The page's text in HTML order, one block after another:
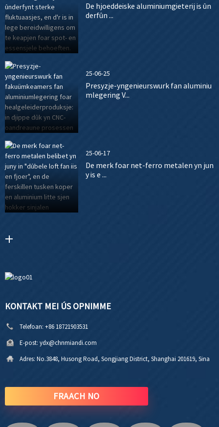
De hjoeddeiske aluminiumgieterij is ûn
derfûn ...
25-06-25
Presyzje-yngenieurswurk fan aluminiu
mlegering V...
25-06-17
De merk foar net-ferro metalen yn jun
y is e ...
KONTAKT MEI ÚS OPNIMME
Telefoan: +86 18721903531
E-post: ydx@chnmiandi.com
Adres: No.3848, Husong Road, Songjiang District, Shanghai 201619, Sina
FRAACH NO